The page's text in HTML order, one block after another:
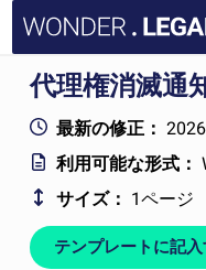
ホーム
文書
よくある質問
お問い合わせ
代理権消滅通
最新の修正：
利用可能な形式：
サイズ： 1ページ
テンプレートに記入